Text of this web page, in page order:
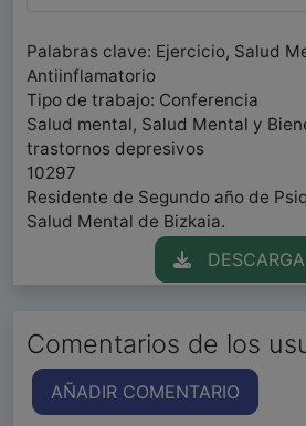
Palabras clave: Ejercicio, Salud
Antiinflamatorio
Tipo de trabajo: Conferencia
Salud mental, Salud Mental y
trastornos depresivos
10297
Residente de Segundo año de
Salud Mental de Bizkaia.
Comentarios de los
AÑADIR COMENTARIO